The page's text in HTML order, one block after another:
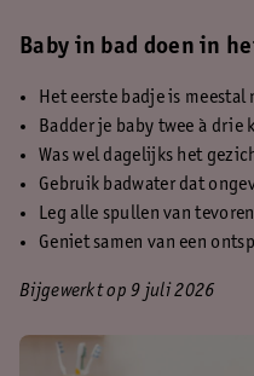
Baby in bad doen in
Het eerste badje is
Badder je baby twee à drie
Was wel dagelijks het
Gebruik badwater dat
Leg alle spullen van
Geniet samen van een
Bijgewerkt op 9 juli 2026